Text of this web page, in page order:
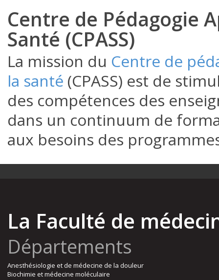
Centre de Pédagogie
Santé (CPASS)
La mission du Centre de
la santé (CPASS) est de
des compétences des
dans un continuum de
aux besoins des
La Faculté de
Départements
Anesthésiologie et de médecine de la douleur
Biochimie et médecine moléculaire